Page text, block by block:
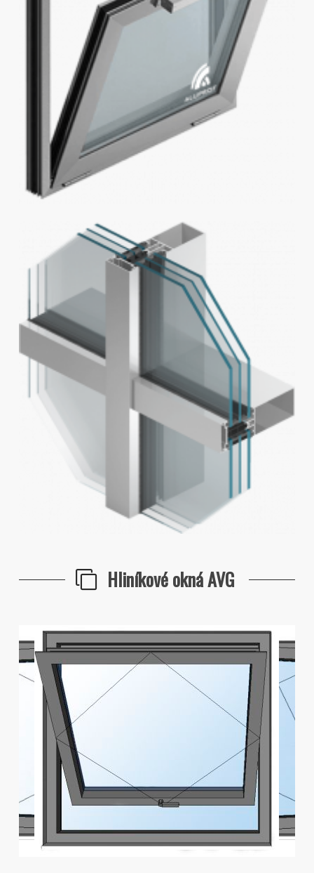
Hliníkové okná AVG